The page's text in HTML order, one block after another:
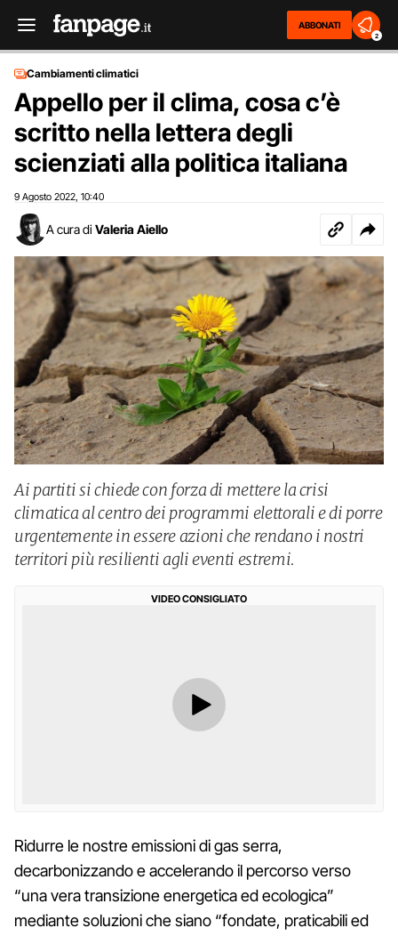
ABBONATI
2
Cambiamenti climatici
Appello per il clima, cosa c’è
scritto nella lettera degli
scienziati alla politica italiana
9 Agosto 2022 10:40
A cura di Valeria Aiello
Ai partiti si chiede con forza di mettere la crisi
climatica al centro dei programmi elettorali e di porre
urgentemente in essere azioni che rendano i nostri
territori più resilienti agli eventi estremi.
VIDEO CONSIGLIATO
Ridurre le nostre emissioni di gas serra,
decarbonizzando e accelerando il percorso verso
“una vera transizione energetica ed ecologica”
mediante soluzioni che siano “fondate, praticabili ed